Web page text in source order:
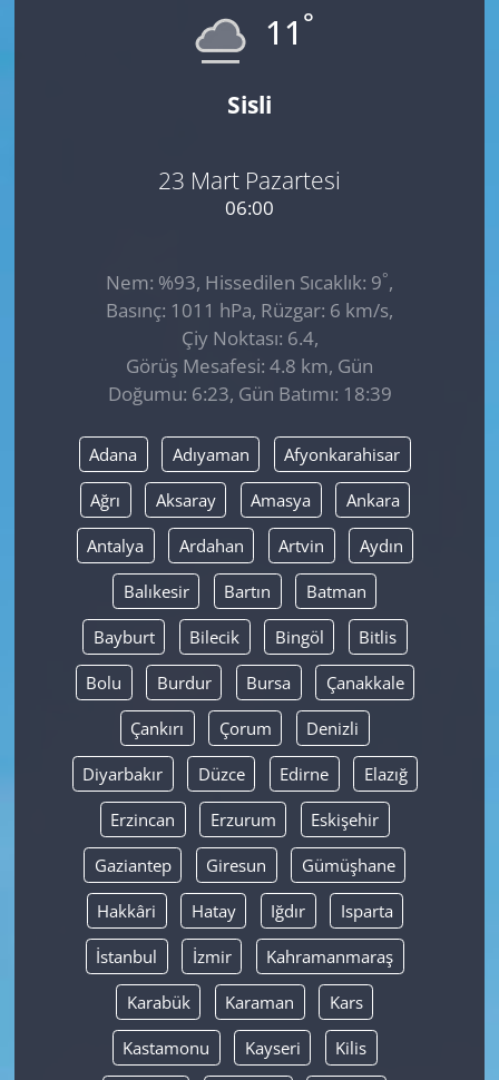
11 °
Sisli
23 Mart Pazartesi
06:00
Nem: %93, Hissedilen Sıcaklık: 9°,
Basınç: 1011 hPa, Rüzgar: 6 km/s,
Çiy Noktası: 6.4,
Görüş Mesafesi: 4.8 km, Gün
Doğumu: 6:23, Gün Batımı: 18:39
Adana Adıyaman Afyonkarahisar
Ağrı Aksaray Amasya Ankara
Antalya Ardahan Artvin Aydın
Balıkesir Bartın Batman
Bayburt Bilecik Bingöl Bitlis
Bolu Burdur Bursa Çanakkale
Çankırı Çorum Denizli
Diyarbakır Düzce Edirne Elazığ
Erzincan Erzurum Eskişehir
Gaziantep Giresun Gümüşhane
Hakkâri Hatay Iğdır Isparta
İstanbul İzmir Kahramanmaraş
Karabük Karaman Kars
Kastamonu Kayseri Kilis
KÜLTÜR SANAT
SAĞLIK
SPOR
Yerel